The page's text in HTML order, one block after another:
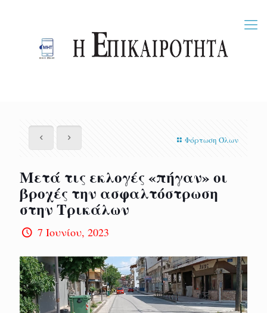
Φόρτωση Όλων
Μετά τις εκλογές «πήγαν» οι
βροχές την ασφαλτόστρωση
στην Τρικάλων
7 Ιουνίου, 2023